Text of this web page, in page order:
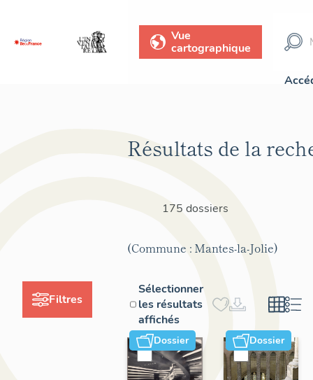
Vue
cartographique
Filtres
Résultats de la
175 dossiers
(Commune : Mantes-la-Jolie)
Sélectionner
les résultats
affichés
Dossier Dossier